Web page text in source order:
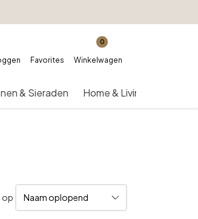
Favorites
0
Winkelwagen
& Sieraden Home & Living
op